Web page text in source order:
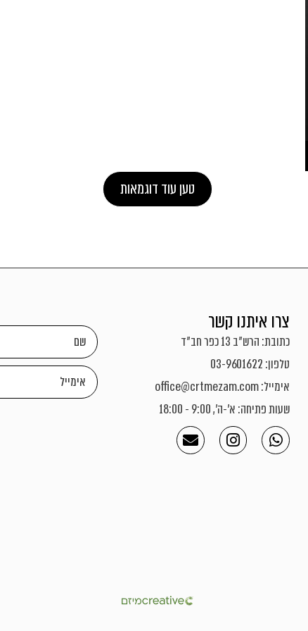
טען עוד דוגמאות
צרו איתנו קשר
כתובת: הרש"ב 13 כפר חב"ד
טלפון: 03-9601622
אימייל: office@crtmezam.com
שעות פתיחה: א'-ה', 9:00 - 18:00